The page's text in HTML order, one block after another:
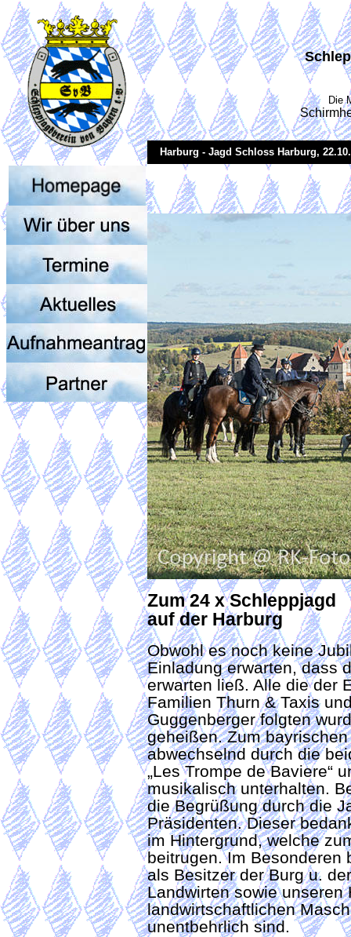
Die
Harburg - Jagd Schloss Harburg,
Zum 24 x Schleppjagd
auf der Harburg
Obwohl es noch keine
Einladung erwarten, dass
erwarten ließ. Alle die der
Familien Thurn & Taxis
Guggenberger folgten
geheißen. Zum
abwechselnd durch die
„Les Trompe de Baviere“
musikalisch unterhalten.
die Begrüßung durch die
Präsidenten. Dieser
im Hintergrund, welche
beitrugen. Im Besonderen
als Besitzer der Burg u.
Landwirten sowie
landwirtschaftlichen
unentbehrlich sind.